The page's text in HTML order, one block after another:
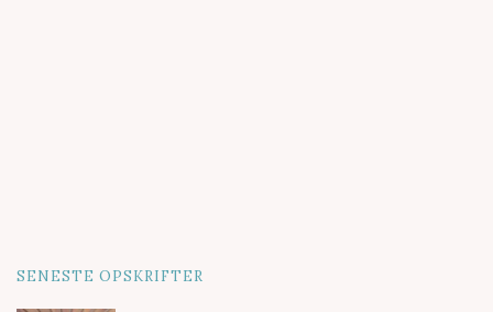
SENESTE OPSKRIFTER